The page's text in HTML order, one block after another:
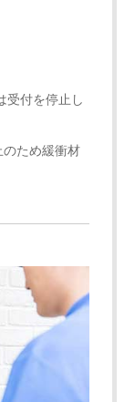
受付を停止し
ため緩衝材